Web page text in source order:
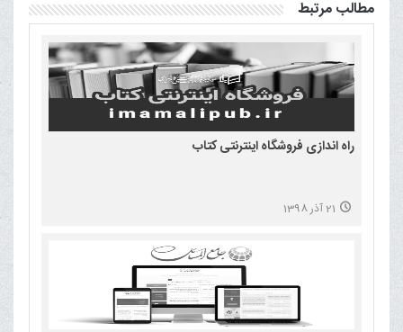
مطالب مرتبط
راه اندازی فروشگاه اینترنتی کتاب
21 آذر 1398